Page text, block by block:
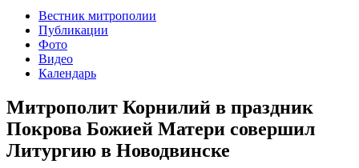
Вестник митрополии
Публикации
Фото
Видео
Календарь
Митрополит Корнилий в праздник
Покрова Божией Матери совершил
Литургию в Новодвинске